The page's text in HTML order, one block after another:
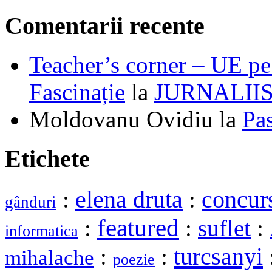
Comentarii recente
Teacher’s corner – UE
Fascinație la
Moldovanu Ovidiu la
Etichete
gânduri : elena druta :
informatica : featured : suflet :
mihalache : poezie : turcsanyi